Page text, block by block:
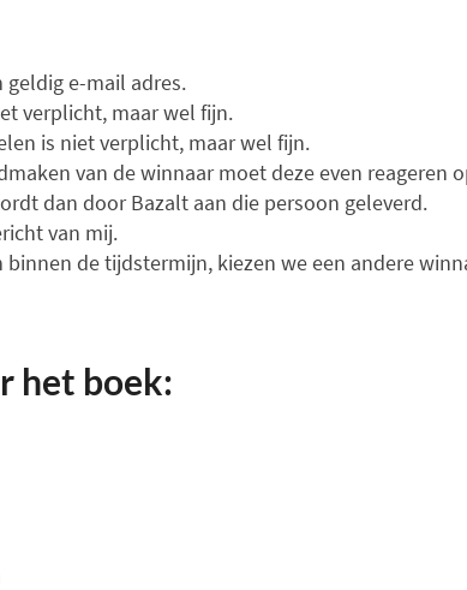
geldig e-mail adres.
verplicht, maar wel fijn.
is niet verplicht, maar wel fijn.
van de winnaar moet deze even reageren
dan door Bazalt aan die persoon geleverd.
van mij.
de tijdstermijn, kiezen we een andere
het boek: